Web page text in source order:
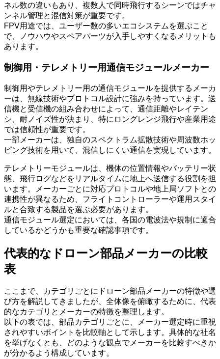
ネル数の違いもあり、複数人で同時飛行するシーンではチャ
ンネル管理と混信対策が重要です。
FPV用途では、ユーザー数の多いエコシステムを選ぶこと
で、ノウハウやスペアパーツが入手しやすくなるメリットも
あります。
制御用・テレメトリー用通信モジュールメーカー
制御用やテレメトリー用の通信モジュールを提供するメーカ
ーは、無線技術やプロトコル設計に強みを持っています。送
信機と受信機の組み合わせによって、通信距離やレイテン
シ、耐ノイズ性が決まり、特にロングレンジ飛行や産業用途
では信頼性が重要です。
一部メーカーは、独自のスペクトラム拡散技術や周波数ホッ
ピング技術を用いて、混信しにくい通信を実現しています。
テレメトリーモジュールは、機体の位置情報やバッテリー状
態、飛行ログなどをリアルタイムに地上へ送信する役割を担
います。メーカーごとに対応プロトコルや地上局ソフトとの
連携性が異なるため、フライトコントローラーや運用スタイ
ルと合致する製品を選ぶ必要があります。
通信モジュール選定においては、各国の電波法や規制に適合
しているかどうかも重要な確認事項です。
代表的なドローン部品メーカーの比較
表
ここまで、カテゴリごとにドローン部品メーカーの特徴や選
び方を解説してきましたが、全体像を俯瞰するために、代表
的なカテゴリとメーカーの特徴を整理します。
以下の表では、部品カテゴリごとに、メーカー選定時に重視
されやすいポイントを比較軸として示します。具体的な社名
を挙げなくとも、どのような観点でメーカーを比較すべきか
が分かるよう構成しています。